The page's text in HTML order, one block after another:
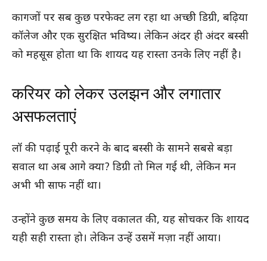
कागजों पर सब कुछ परफेक्ट लग रहा था अच्छी डिग्री, बढ़िया
कॉलेज और एक सुरक्षित भविष्य। लेकिन अंदर ही अंदर बस्सी
को महसूस होता था कि शायद यह रास्ता उनके लिए नहीं है।
करियर को लेकर उलझन और लगातार
असफलताएं
लॉ की पढ़ाई पूरी करने के बाद बस्सी के सामने सबसे बड़ा
सवाल था अब आगे क्या? डिग्री तो मिल गई थी, लेकिन मन
अभी भी साफ नहीं था।
उन्होंने कुछ समय के लिए वकालत की, यह सोचकर कि शायद
यही सही रास्ता हो। लेकिन उन्हें उसमें मज़ा नहीं आया।